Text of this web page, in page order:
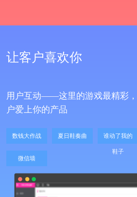
让客户喜欢你
用户互动——这里的游戏最精彩
户爱上你的产品
数钱大作战 夏日鞋奏曲 谁动了我的
鞋子
微信墙